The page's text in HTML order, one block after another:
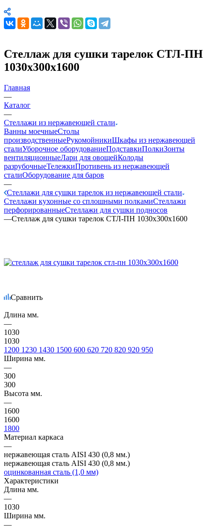
Стеллаж для сушки тарелок СТЛ-ПН
1030х300х1600
Главная
—
Каталог
—
Стеллажи из нержавеющей стали
Ванны моечныеСтолы
производственныеРукомойникиШкафы из нержавеющей
сталиУборочное оборудованиеПодставкиПолкиЗонты
вентиляционныеЛари для овощейКолоды
разрубочныеТележкиПротивень из нержавеющей
сталиОборудование для баров
—
Стеллажи для сушки тарелок из нержавеющей стали
Стеллажи кухонные со сплошными полкамиСтеллажи
перфорированныеСтеллажи для сушки подносов
—Стеллаж для сушки тарелок СТЛ-ПН 1030х300х1600
Сравнить
Длина мм.
—
1030
1030
1200 1230 1430 1500 600 620 720 820 920 950
Ширина мм.
—
300
300
Высота мм.
—
1600
1600
1800
Материал каркаса
—
нержавеющая сталь AISI 430 (0,8 мм.)
нержавеющая сталь AISI 430 (0,8 мм.)
оцинкованная сталь (1,0 мм)
Характеристики
Длина мм.
—
1030
Ширина мм.
—